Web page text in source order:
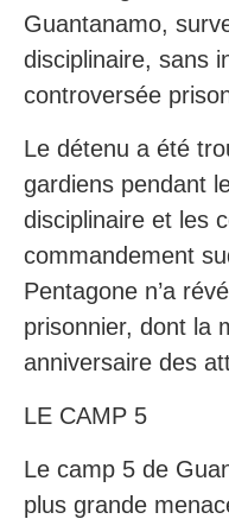
Guantanamo,
disciplinaire, sans
controversée
Le détenu a été
gardiens pendant
disciplinaire et les
commandement
Pentagone n’a
prisonnier, dont la
anniversaire des
LE CAMP 5
Le camp 5 de
plus grande